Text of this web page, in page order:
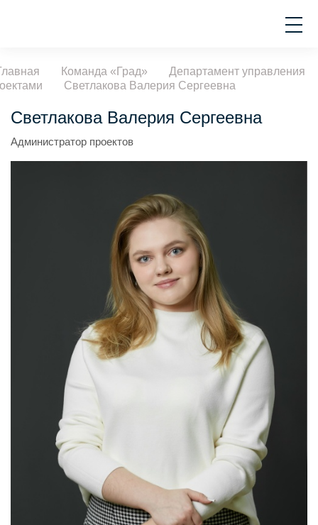
Команда «Град»
Департамент управления
Светлакова Валерия Сергеевна
Светлакова Валерия Сергеевна
Администратор проектов